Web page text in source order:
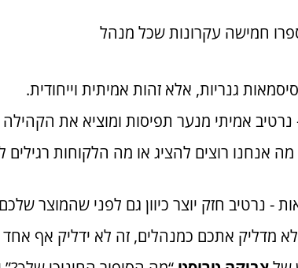
חמישה עקרונות שכל מנהל
גנריות, אלא זהות אמיתית וייחודית.
אמיתי מנער תפיסות ומוציא את הקהילה
אנחנו רוצים להציג או מה הלקוחות
- נרטיב חזק יוצר כיוון גם לפני שהמוצר
מדליק אתכם כמנהלים, זה לא ידליק אף